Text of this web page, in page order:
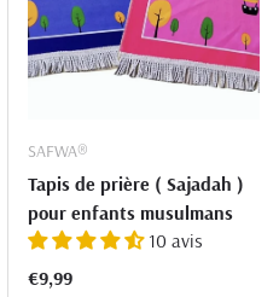
SAFWA®
Tapis de prière ( Sajadah )
pour enfants musulmans
10 avis
Prix habituel
€9,99